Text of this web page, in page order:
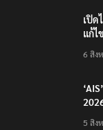
เปิด
แก้ไ
6 สิง
5 สิง